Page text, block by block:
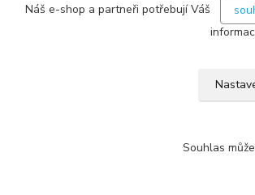
Náš e-shop a partneři potřebují Váš
Souhlas